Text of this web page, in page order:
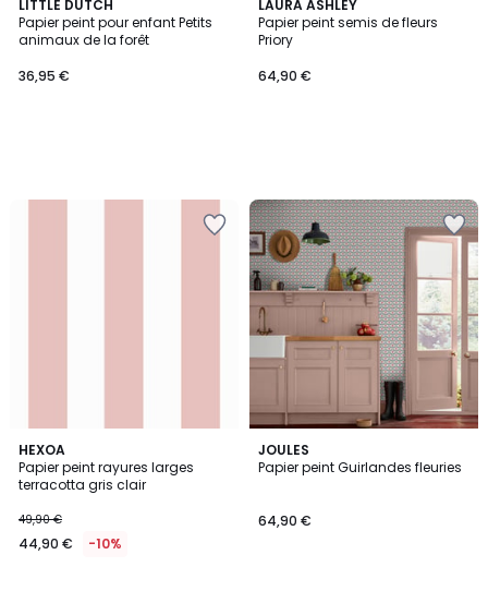
LITTLE DUTCH
Papier peint pour enfant Petits
animaux de la forêt
36,95 €
LAURA ASHLEY
Papier peint semis de fleurs
Priory
64,90 €
HEXOA
Papier peint rayures larges
terracotta gris clair
49,90 €
44,90 € -10%
JOULES
Papier peint Guirlandes fleuries
64,90 €